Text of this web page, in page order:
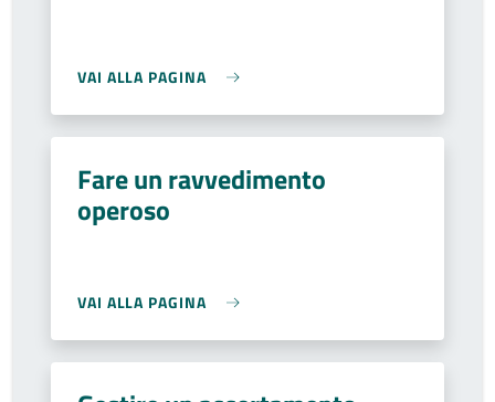
VAI ALLA PAGINA
Fare un ravvedimento
operoso
VAI ALLA PAGINA